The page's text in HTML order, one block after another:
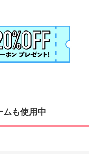
ムも使用中